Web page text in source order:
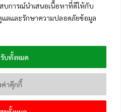
การณ์นำเสนอเนื้อหาที่ดีให้กับ
แลและรักษาความปลอดภัยข้อมูล
ค่าคุ๊กกี้
บทั้งหมด